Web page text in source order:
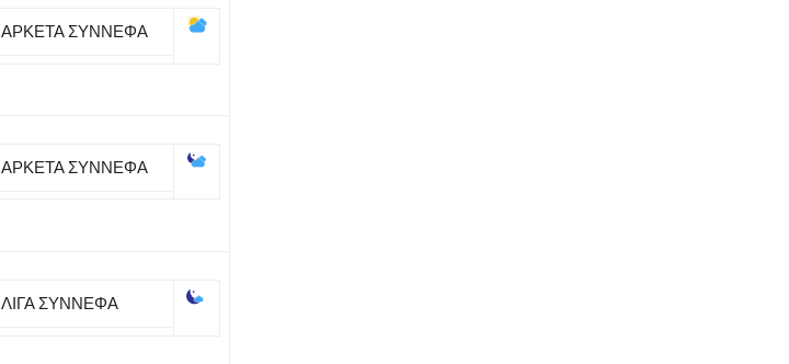
ΑΡΚΕΤΑ ΣΥΝΝΕΦΑ
ΑΡΚΕΤΑ ΣΥΝΝΕΦΑ
ΛΙΓΑ ΣΥΝΝΕΦΑ